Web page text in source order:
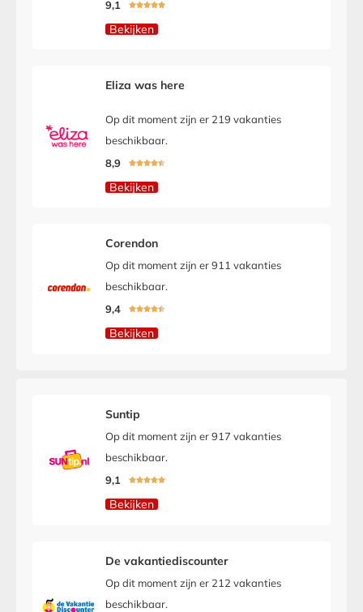
9,1 
Bekijken
Eliza was here
Op dit moment zijn er 219 vakanties
beschikbaar.
8,9

Bekijken
Corendon
Op dit moment zijn er 911 vakanties
beschikbaar.
9,4

Bekijken
Suntip
Op dit moment zijn er 917 vakanties
beschikbaar.
9,1

Bekijken
De vakantiediscounter
Op dit moment zijn er 212 vakanties
beschikbaar.